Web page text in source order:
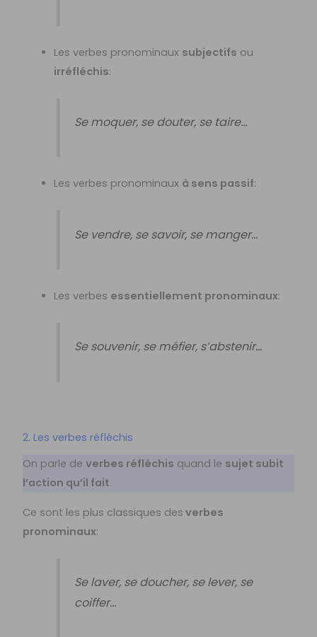
Les verbes pronominaux subjectifs ou
irréfléchis:
Se moquer, se douter, se taire…
Les verbes pronominaux à sens passif:
Se vendre, se savoir, se manger…
Les verbes essentiellement pronominaux:
Se souvenir, se méfier, s’abstenir…
2. Les verbes réfléchis
On parle deverbes réfléchis quand le sujet subit
l’action qu’il fait.
Ce sont les plus classiques des verbes
pronominaux:
Se laver, se doucher, se lever, se
coiffer…